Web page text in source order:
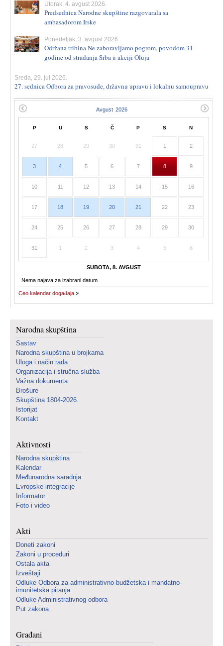
Utorak, 4. avgust 2026.
Predsednica Narodne skupštine razgovarala sa
ambasadorom Irske
Ponedeljak, 3. avgust 2026.
Održana tribina Ne zaboravljamo pogrom, povodom 31
godine od stradanja Srba u akciji Oluja
Sreda, 29. jul 2026.
27. sednica Odbora za pravosuđe, državnu upravu i lokalnu samoupravu
P U S Č P S N
27 28 29 30 31 1 2
3 4 5 6 7 8 9
10 11 12 13 14 15 16
17 18 19 20 21 22 23
24 25 26 27 28 29 30
31 1 2 3 4 5 6
SUBOTA, 8. AVGUST
Nema najava za izabrani datum
Ceo kalendar događaja
Narodna skupština
Sastav
Narodna skupština u brojkama
Uloga i način rada
Organizacija i stručna služba
Važna dokumenta
Brošure
Skupština 1804-2026.
Istorijat
Kontakt
Aktivnosti
Narodna skupština
Kalendar
Međunarodna saradnja
Evropske integracije
Informator
Foto i video
Akti
Doneti zakoni
Zakoni u proceduri
Ostala akta
Izveštaji
Odluke Odbora za administrativno-budžetska i mandatno-
imunitetska pitanja
Odluke Administrativnog odbora
Put zakona
Građani